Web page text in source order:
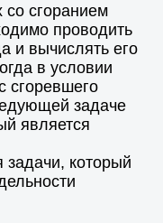
со сгоранием
проводить
и вычислять его
в условии
сгоревшего
задаче
является
который